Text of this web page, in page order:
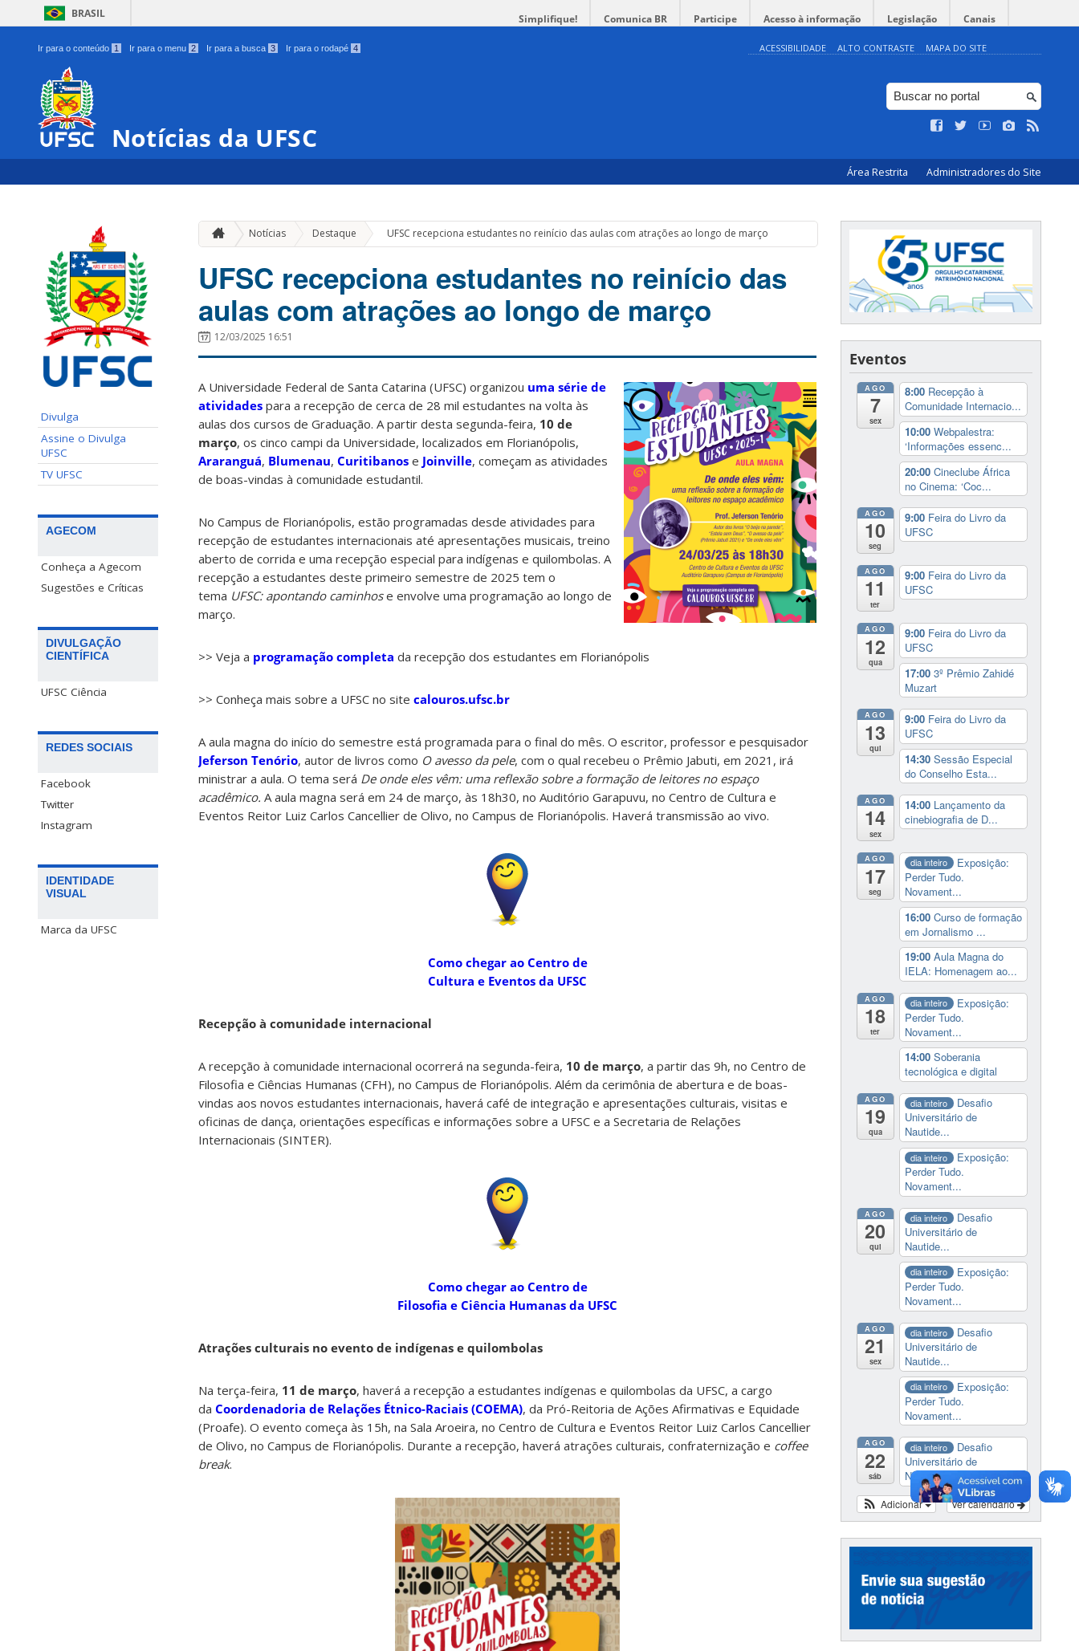
BRASIL Simplifique! Comunica BR Participe Acesso à informação Legislação Canais
Ir para o conteúdo 1 Ir para o menu 2 Ir para a busca 3 Ir para o rodapé 4 ACESSIBILIDADE ALTO CONTRASTE MAPA DO SITE
Notícias da UFSC
Área Restrita Administradores do Site
Divulga
Assine o Divulga
UFSC
TV UFSC
AGECOM
Conheça a Agecom
Sugestões e Críticas
DIVULGAÇÃO
CIENTÍFICA
UFSC Ciência
REDES SOCIAIS
Facebook
Twitter
Instagram
IDENTIDADE
VISUAL
Marca da UFSC
Notícias Destaque » UFSC recepciona estudantes no reinício das aulas com atrações ao longo de março
UFSC recepciona estudantes no reinício das
aulas com atrações ao longo de março
12/03/2025 16:51
A Universidade Federal de Santa Catarina (UFSC) organizou uma série de
atividades para a recepção de cerca de 28 mil estudantes na volta às
aulas dos cursos de Graduação. A partir desta segunda-feira, 10 de
março, os cinco campi da Universidade, localizados em Florianópolis,
Araranguá, Blumenau, Curitibanos e Joinville, começam as atividades
de boas-vindas à comunidade estudantil.
No Campus de Florianópolis, estão programadas desde atividades para
recepção de estudantes internacionais até apresentações musicais, treino
aberto de corrida e uma recepção especial para indígenas e quilombolas. A
recepção a estudantes deste primeiro semestre de 2025 tem o
tema UFSC: apontando caminhose envolve uma programação ao longo de
março.
>> Veja a programação completa da recepção dos estudantes em Florianópolis
>> Conheça mais sobre a UFSC no site calouros.ufsc.br
A aula magna do início do semestre está programada para o final do mês. O escritor, professor e pesquisador
Jeferson Tenório, autor de livros como O avesso da pele, com o qual recebeu o Prêmio Jabuti, em 2021, irá
ministrar a aula. O tema será De onde eles vêm: uma reflexão sobre a formação de leitores no espaço
acadêmico. A aula magna será em 24 de março, às 18h30, no Auditório Garapuvu, no Centro de Cultura e
Eventos Reitor Luiz Carlos Cancellier de Olivo, no Campus de Florianópolis. Haverá transmissão ao vivo.
Como chegar ao Centro de
Cultura e Eventos da UFSC
Recepção à comunidade internacional
A recepção à comunidade internacional ocorrerá na segunda-feira, 10 de março, a partir das 9h, no Centro de
Filosofia e Ciências Humanas (CFH), no Campus de Florianópolis. Além da cerimônia de abertura e de boas-
vindas aos novos estudantes internacionais, haverá café de integração e apresentações culturais, visitas e
oficinas de dança, orientações específicas e informações sobre a UFSC e a Secretaria de Relações
Internacionais (SINTER).
Como chegar ao Centro de
Filosofia e Ciência Humanas da UFSC
Atrações culturais no evento de indígenas e quilombolas
Na terça-feira, 11 de março, haverá a recepção a estudantes indígenas e quilombolas da UFSC, a cargo
da Coordenadoria de Relações Étnico-Raciais (COEMA), da Pró-Reitoria de Ações Afirmativas e Equidade
(Proafe). O evento começa às 15h, na Sala Aroeira, no Centro de Cultura e Eventos Reitor Luiz Carlos Cancellier
de Olivo, no Campus de Florianópolis. Durante a recepção, haverá atrações culturais, confraternização e coffee
break.
Eventos
AGO
7
sex
8:00 Recepção à
Comunidade Internacio...
10:00 Webpalestra:
‘Informações essenc...
20:00 Cineclube África
no Cinema: ‘Coc...
AGO
10
seg
9:00 Feira do Livro da
UFSC
AGO
11
ter
9:00 Feira do Livro da
UFSC
AGO
12
qua
9:00 Feira do Livro da
UFSC
17:00 3º Prêmio Zahidé
Muzart
AGO
13
qui
9:00 Feira do Livro da
UFSC
14:30 Sessão Especial
do Conselho Esta...
AGO
14
sex
14:00 Lançamento da
cinebiografia de D...
AGO
17
seg
dia inteiro
Exposição:
Perder Tudo.
Novament...
16:00 Curso de formação
em Jornalismo ...
19:00 Aula Magna do
IELA: Homenagem ao...
AGO
18
ter
dia inteiro
Exposição:
Perder Tudo.
Novament...
14:00 Soberania
tecnológica e digital
AGO
19
qua
dia inteiro
Desafio
Universitário de
Nautide...
dia inteiro
Exposição:
Perder Tudo.
Novament...
AGO
20
qui
dia inteiro
Desafio
Universitário de
Nautide...
dia inteiro
Exposição:
Perder Tudo.
Novament...
AGO
21
sex
dia inteiro
Desafio
Universitário de
Nautide...
dia inteiro
Exposição:
Perder Tudo.
Novament...
AGO
22
sáb
dia inteiro
Desafio
Universitário de
Nautide...
Ver calendário
Adicionar